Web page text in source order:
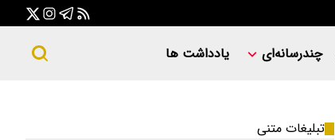
چندرسانه‌ای یادداشت ها
تبلیغات متنی